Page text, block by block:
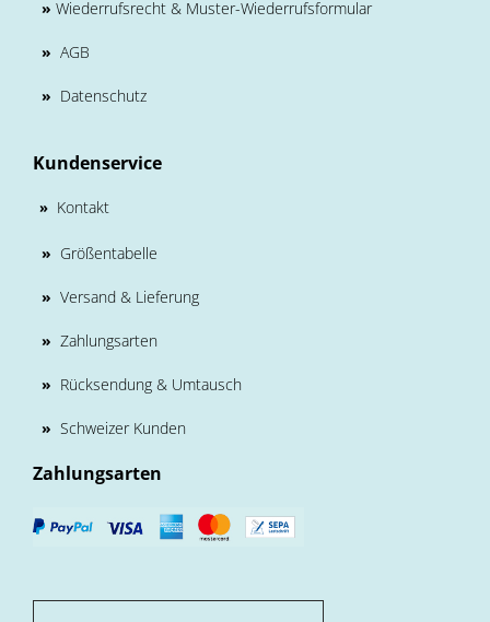
» Wiederrufsrecht & Muster-Wiederrufsformular
» AGB
» Datenschutz
Kundenservice
» Kontakt
» Größentabelle
» Versand & Lieferung
» Zahlungsarten
» Rücksendung & Umtausch
» Schweizer Kunden
Zahlungsarten